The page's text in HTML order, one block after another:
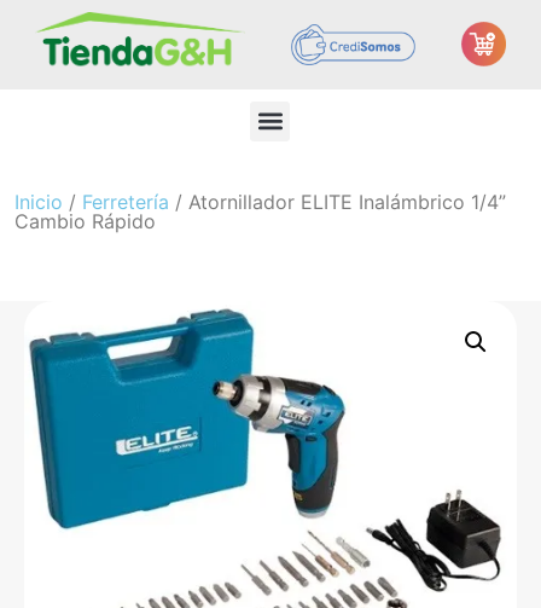
Inicio / Ferretería / Atornillador ELITE Inalámbrico 1/4”
Cambio Rápido